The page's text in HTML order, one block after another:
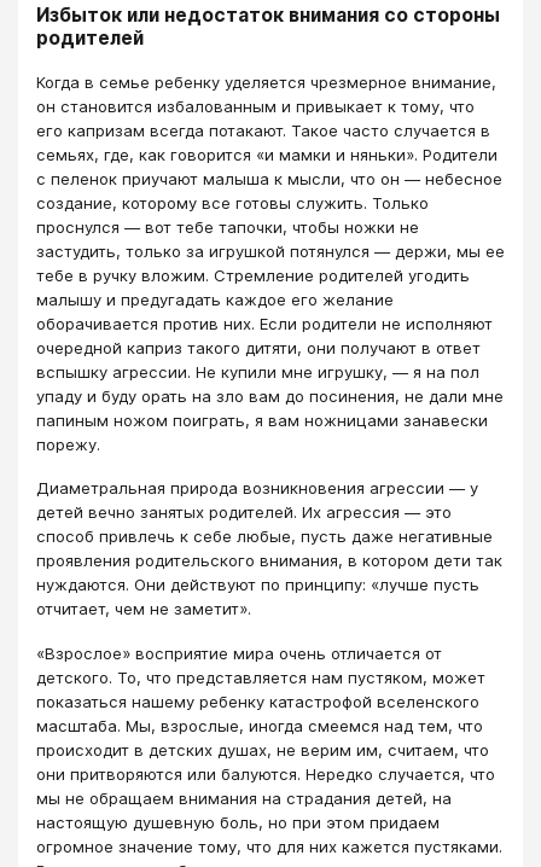
Избыток или недостаток внимания со стороны
родителей
Когда в семье ребенку уделяется чрезмерное внимание,
он становится избалованным и привыкает к тому, что
его капризам всегда потакают. Такое часто случается в
семьях, где, как говорится «и мамки и няньки». Родители
с пеленок приучают малыша к мысли, что он — небесное
создание, которому все готовы служить. Только
проснулся — вот тебе тапочки, чтобы ножки не
застудить, только за игрушкой потянулся — держи, мы ее
тебе в ручку вложим. Стремление родителей угодить
малышу и предугадать каждое его желание
оборачивается против них. Если родители не исполняют
очередной каприз такого дитяти, они получают в ответ
вспышку агрессии. Не купили мне игрушку, — я на пол
упаду и буду орать на зло вам до посинения, не дали мне
папиным ножом поиграть, я вам ножницами занавески
порежу.
Диаметральная природа возникновения агрессии — у
детей вечно занятых родителей. Их агрессия — это
способ привлечь к себе любые, пусть даже негативные
проявления родительского внимания, в котором дети так
нуждаются. Они действуют по принципу: «лучше пусть
отчитает, чем не заметит».
«Взрослое» восприятие мира очень отличается от
детского. То, что представляется нам пустяком, может
показаться нашему ребенку катастрофой вселенского
масштаба. Мы, взрослые, иногда смеемся над тем, что
происходит в детских душах, не верим им, считаем, что
они притворяются или балуются. Нередко случается, что
мы не обращаем внимания на страдания детей, на
настоящую душевную боль, но при этом придаем
огромное значение тому, что для них кажется пустяками.